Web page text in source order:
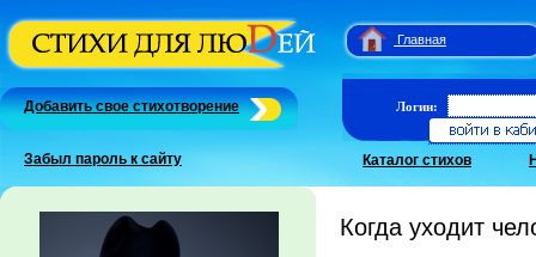
Главная
Добавить свое стихотворение
Забыл пароль к сайту
Логин:
Каталог стихов
Когда уходит